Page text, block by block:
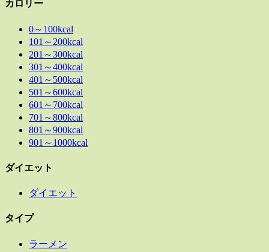
カロリー
0～100kcal
101～200kcal
201～300kcal
301～400kcal
401～500kcal
501～600kcal
601～700kcal
701～800kcal
801～900kcal
901～1000kcal
ダイエット
ダイエット
タイプ
ラーメン